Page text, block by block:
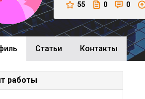
55 0 0
Cтатьи Контакты
работы